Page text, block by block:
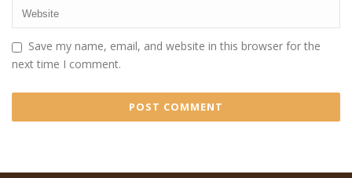
Save my name, email, and website in this browser for the
next time I comment.